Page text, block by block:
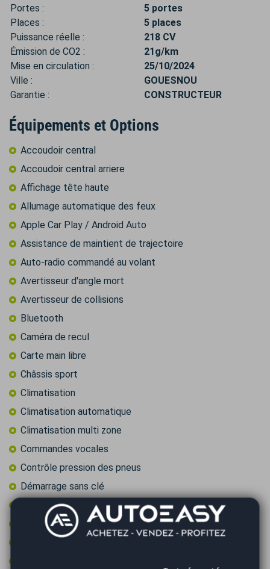
Portes :
5 portes
Places :
5 places
Puissance réelle :
218 CV
Émission de CO2 :
21g/km
Mise en circulation :
25/10/2024
Ville :
GOUESNOU
Garantie :
CONSTRUCTEUR
Équipements et Options
Accoudoir central
Accoudoir central arriere
Affichage tête haute
Allumage automatique des feux
Apple Car Play / Android Auto
Assistance de maintient de trajectoire
Auto-radio commandé au volant
Avertisseur d'angle mort
Avertisseur de collisions
Bluetooth
Caméra de recul
Carte main libre
Châssis sport
Climatisation
Climatisation automatique
Climatisation multi zone
Commandes vocales
Contrôle pression des pneus
Démarrage sans clé
Détecteur de pluie
Feux de route automatiques